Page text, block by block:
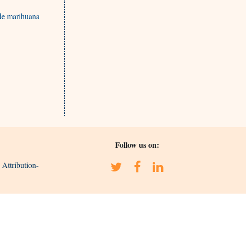
marihuana
Attribution-
Follow us on: